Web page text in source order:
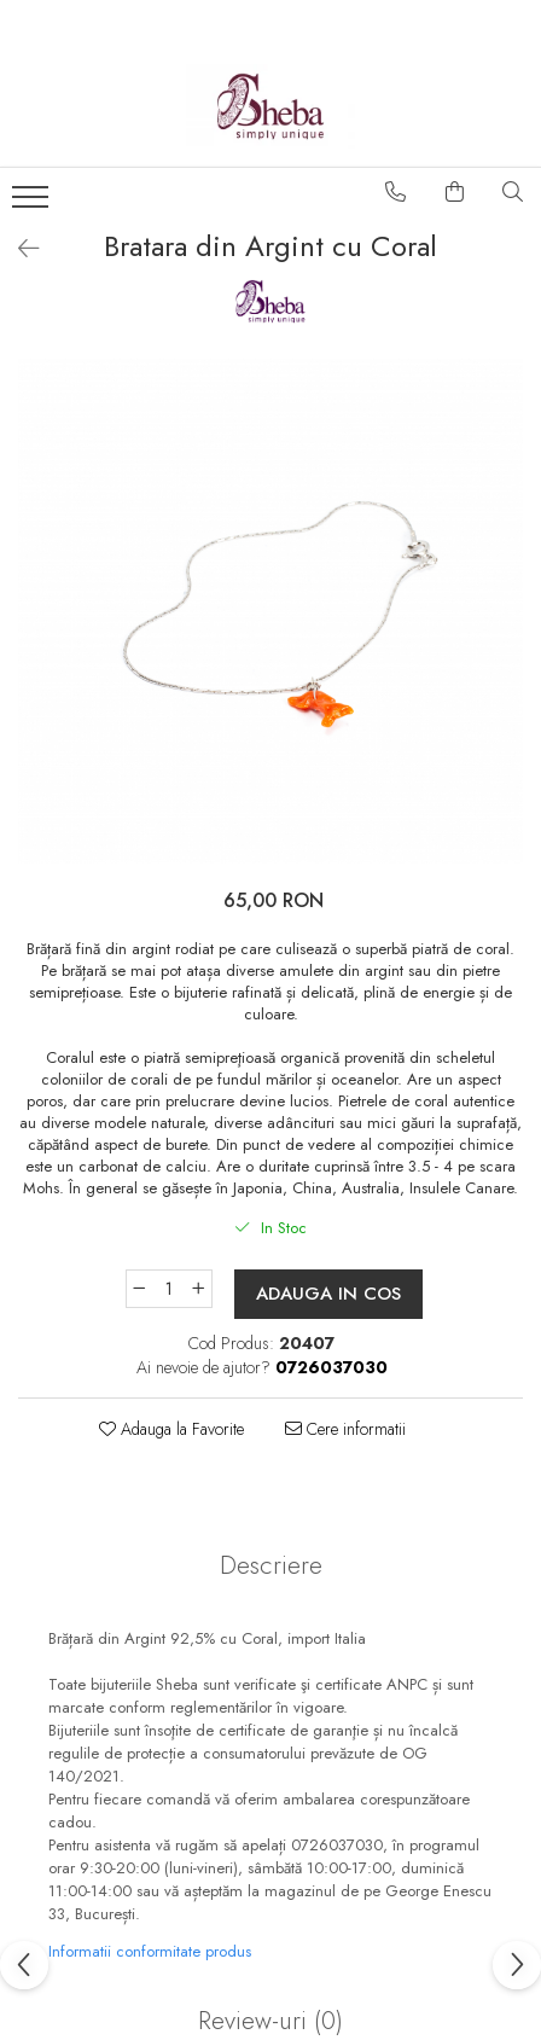
Bratara din Argint cu Coral
65,00 RON
Brățară fină din argint rodiat pe care culisează o superbă piatră de coral.
Pe brățară se mai pot atașa diverse amulete din argint sau din pietre
semiprețioase. Este o bijuterie rafinată și delicată, plină de energie și de
culoare.
Coralul este o piatră semipreţioasă organică provenită din scheletul
coloniilor de corali de pe fundul mărilor și oceanelor. Are un aspect
poros, dar care prin prelucrare devine lucios. Pietrele de coral autentice
au diverse modele naturale, diverse adâncituri sau mici găuri la suprafață,
căpătând aspect de burete. Din punct de vedere al compoziției chimice
este un carbonat de calciu. Are o duritate cuprinsă între 3.5 - 4 pe scara
Mohs. În general se găsește în Japonia, China, Australia, Insulele Canare.
In Stoc
ADAUGA IN COS
Cod Produs: 20407
Ai nevoie de ajutor? 0726037030
Adauga la Favorite Cere informatii
Descriere
Brățară din Argint 92,5% cu Coral, import Italia
Toate bijuteriile Sheba sunt verificate şi certificate ANPC și sunt
marcate conform reglementărilor în vigoare.
Bijuteriile sunt însoţite de certificate de garanţie și nu încalcă
regulile de protecție a consumatorului prevăzute de OG
140/2021.
Pentru fiecare comandă vă oferim ambalarea corespunzătoare
cadou.
Pentru asistenta vă rugăm să apelați 0726037030, în programul
orar 9:30-20:00 (luni-vineri), sâmbătă 10:00-17:00, duminică
11:00-14:00 sau vă așteptăm la magazinul de pe George Enescu
33, București.
Informatii conformitate produs
Review-uri (0)